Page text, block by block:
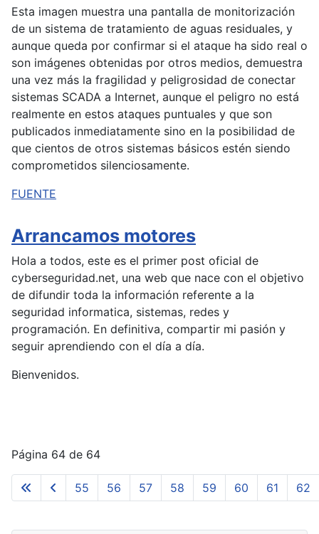
Esta imagen muestra una pantalla de monitorización
de un sistema de tratamiento de aguas residuales, y
aunque queda por confirmar si el ataque ha sido real o
son imágenes obtenidas por otros medios, demuestra
una vez más la fragilidad y peligrosidad de conectar
sistemas SCADA a Internet, aunque el peligro no está
realmente en estos ataques puntuales y que son
publicados inmediatamente sino en la posibilidad de
que cientos de otros sistemas básicos estén siendo
comprometidos silenciosamente.
FUENTE
Arrancamos motores
Hola a todos, este es el primer post oficial de
cyberseguridad.net, una web que nace con el objetivo
de difundir toda la información referente a la
seguridad informatica, sistemas, redes y
programación. En definitiva, compartir mi pasión y
seguir aprendiendo con el día a día.
Bienvenidos.
Página 64 de 64
55 56 57 58 59 60 61 62